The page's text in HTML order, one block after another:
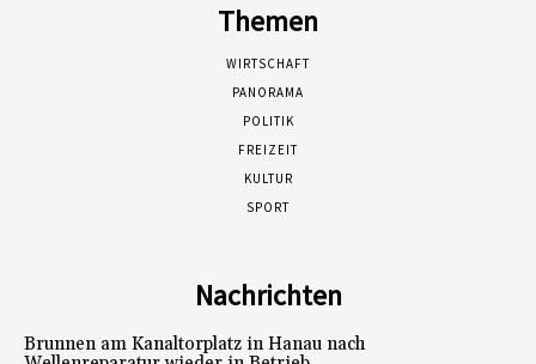
Themen
WIRTSCHAFT
PANORAMA
POLITIK
FREIZEIT
KULTUR
SPORT
Nachrichten
Brunnen am Kanaltorplatz in Hanau nach